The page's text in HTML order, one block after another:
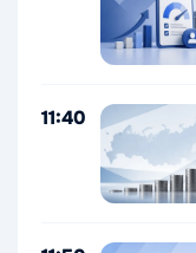
11:40